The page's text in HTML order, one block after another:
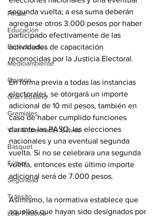
Firmat
Educación
Espectáculos
Medioambiente
Opinión
Gran Rosario
Gremiales
Villa Gobernador Gálvez
Básquet
Fútbol
Seguridad
Tránsito
Luis Palacios
segunda vuelta; a esa suma deberán
agregarse otros 3.000 pesos por haber
participado efectivamente de las
actividades de capacitación
reconocidas por la Justicia Electoral.
En forma previa a todas las instancias
electorales, se otorgará un importe
adicional de 10 mil pesos, también en
caso de haber cumplido funciones
durante las PASO, las elecciones
nacionales y una eventual segunda
vuelta. Si no se celebrara una segunda
vuelta, entonces este último importe
adicional será de 7.000 pesos.
Asimismo, la normativa establece que
aquellos que hayan sido designados por